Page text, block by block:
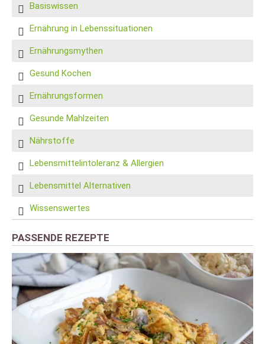
Basiswissen
Ernährung in Lebenssituationen
Ernährungsmythen
Gesund Kochen
Ernährungsformen
Gesunde Mahlzeiten
Nährstoffe
Lebensmittelintoleranz & Allergien
Lebensmittel Alternativen
Wissenswertes
PASSENDE REZEPTE